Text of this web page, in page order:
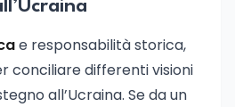
e responsabilità storica,
conciliare differenti visioni
all’Ucraina. Se da un